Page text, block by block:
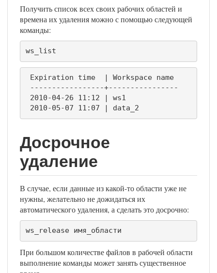
Получить список всех своих рабочих областей и
времена их удаления можно с помощью следующей
команды:
ws_list
2010-05-07 11:07 | data_2
Досрочное
удаление
В случае, если данные из какой-то области уже не
нужны, желательно не дожидаться их
автоматического удаления, а сделать это досрочно:
ws_release имя_области
При большом количестве файлов в рабочей области
выполнение команды может занять существенное